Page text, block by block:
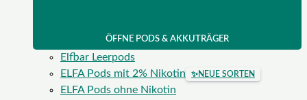
ÖFFNE PODS & AKKUTRÄGER
Elfbar Leerpods
ELFA Pods mit 2% Nikotin
✨NEUE SORTEN
ELFA Pods ohne Nikotin